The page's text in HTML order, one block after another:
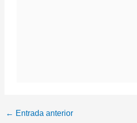
← Entrada anterior